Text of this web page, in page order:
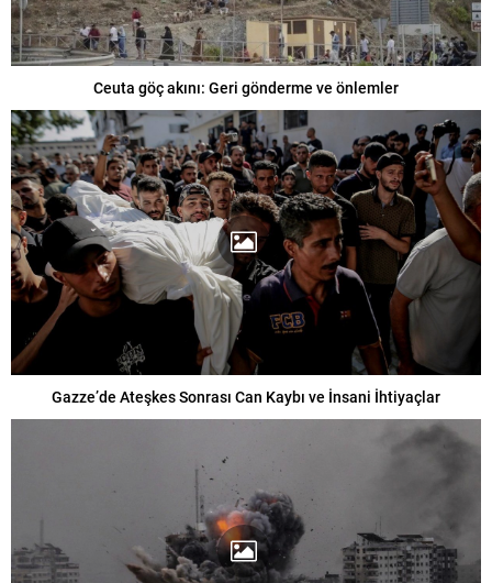
Ceuta göç akını: Geri gönderme ve önlemler
Gazze’de Ateşkes Sonrası Can Kaybı ve İnsani İhtiyaçlar